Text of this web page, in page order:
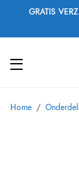
GRATIS
Home /